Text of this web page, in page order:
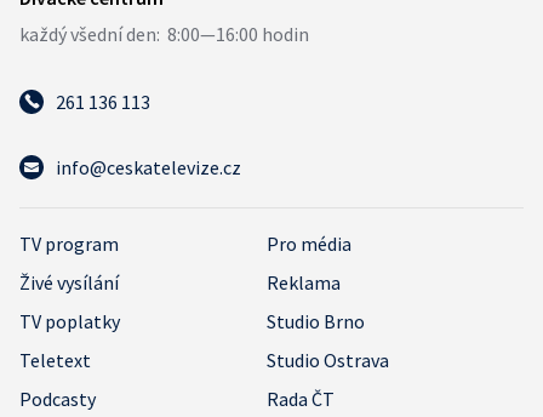
261 136 113
info@ceskatelevize.cz
TV program
Pro média
Živé vysílání
Reklama
TV poplatky
Studio Brno
Teletext
Studio Ostrava
Podcasty
Rada ČT